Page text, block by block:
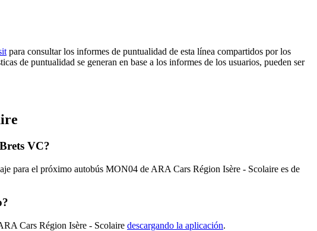
para consultar los informes de puntualidad de esta línea compartidos por los
de puntualidad se generan en base a los informes de los usuarios, pueden ser
VC?
para el próximo autobús MON04 de ARA Cars Région Isère - Scolaire es de
Cars Région Isère - Scolaire descargando la aplicación.